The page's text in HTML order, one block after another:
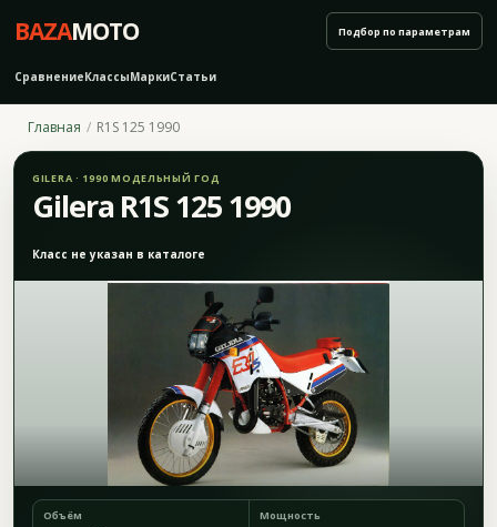
BAZAMOTO
СравнениеКлассыМаркиСтатьи
Подбор по параметрам
Главная R1S 125 1990
GILERA · 1990 МОДЕЛЬНЫЙ ГОД
Gilera R1S 125 1990
Класс не указан в каталоге
Объём Мощность